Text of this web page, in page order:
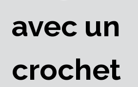
avec un
crochet